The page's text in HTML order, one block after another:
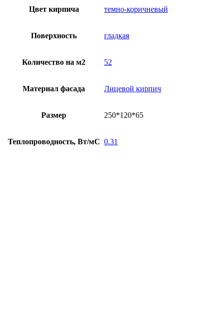
Цвет кирпича темно-коричневый
Поверхность гладкая
Количество на м2 52
Материал фасада Лицевой кирпич
Размер 250*120*65
Теплопроводность, Вт/мС 0.31